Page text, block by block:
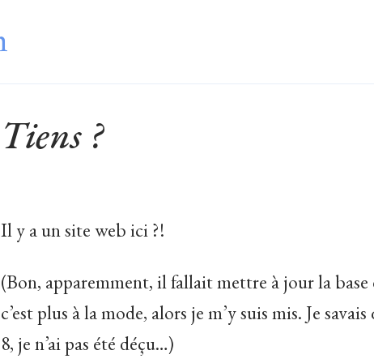
Tiens ?
Il y a un site web ici ?!
(Bon, apparemment, il fallait mettre à jour la
c’est plus à la mode, alors je m’y suis mis. Je
8, je n’ai pas été déçu…)